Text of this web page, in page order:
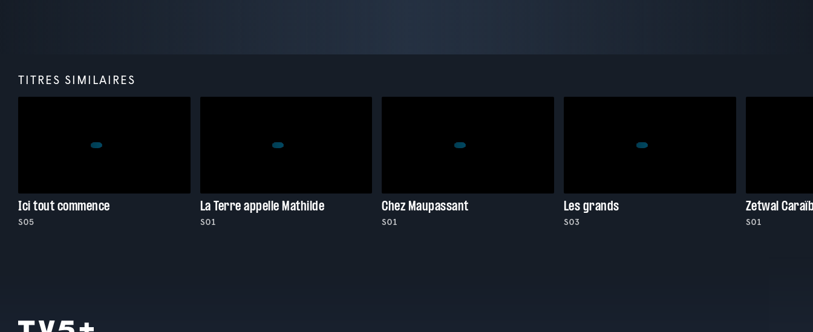
TITRES SIMILAIRES
Ici tout commence
S05
La Terre appelle Mathilde
S01
Chez Maupassant
S01
Les grands
S03
Zetwal
S01